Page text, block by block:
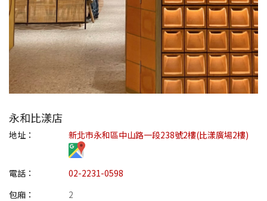
永和比漾店
地址： 新北市永和區中山路一段238號2樓(比漾廣場2樓)
電話：
02-2231-0598
包廂：
2